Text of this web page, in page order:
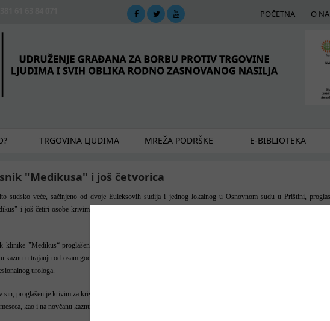
POČETNA O
TRGOVINA LJUDIMA MREŽA PODRŠKE E-BIBLIOTEKA
"Medikusa" i još četvorica
sudsko veće, sačinjeno od dvoje Euleksovih sudija i jednog lokalnog u Osnovnom sudu u Prištini,
i još četiri osobe krivim u slučaju trgovine organima na toj prištinskoj klinici i osudilo ih na ukupno 20
klinike "Medikus“ proglašen je krivim za krivično delo organizovanog kriminala, trgovine ljudima i
kaznu u trajanju od osam godina i na novčanu kaznu u iznosu od 10.000 evra. Takođe mu je zabranjeno da dve
urologa.
proglašen je krivim za krivično delo trgovine ljudima i organizovani kriminal a osuđen je na kaznu zatvora u
kao i na novčanu kaznu u iznosu od 2.500 evra.